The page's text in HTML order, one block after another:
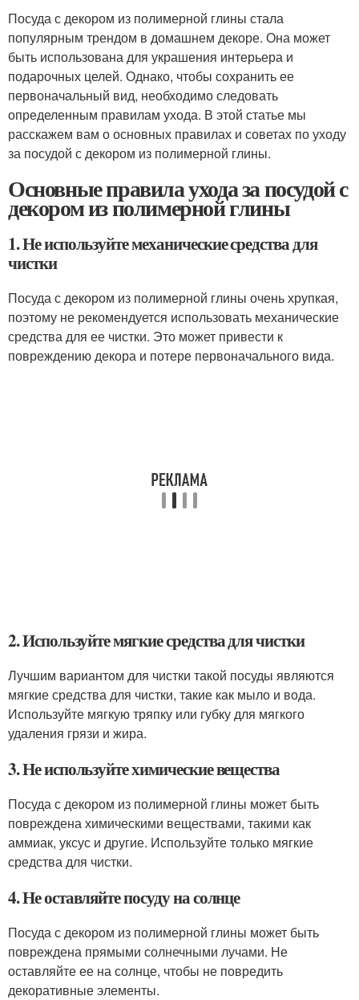
Посуда с декором из полимерной глины стала
популярным трендом в домашнем декоре. Она может
быть использована для украшения интерьера и
подарочных целей. Однако, чтобы сохранить ее
первоначальный вид, необходимо следовать
определенным правилам ухода. В этой статье мы
расскажем вам о основных правилах и советах по уходу
за посудой с декором из полимерной глины.
Основные правила ухода за посудой с
декором из полимерной глины
1. Не используйте механические средства для
чистки
Посуда с декором из полимерной глины очень хрупкая,
поэтому не рекомендуется использовать механические
средства для ее чистки. Это может привести к
повреждению декора и потере первоначального вида.
2. Используйте мягкие средства для чистки
Лучшим вариантом для чистки такой посуды являются
мягкие средства для чистки, такие как мыло и вода.
Используйте мягкую тряпку или губку для мягкого
удаления грязи и жира.
3. Не используйте химические вещества
Посуда с декором из полимерной глины может быть
повреждена химическими веществами, такими как
аммиак, уксус и другие. Используйте только мягкие
средства для чистки.
4. Не оставляйте посуду на солнце
Посуда с декором из полимерной глины может быть
повреждена прямыми солнечными лучами. Не
оставляйте ее на солнце, чтобы не повредить
декоративные элементы.